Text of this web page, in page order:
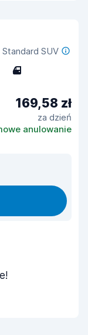
SUV
4
169,58 zł
za dzień
anulowanie